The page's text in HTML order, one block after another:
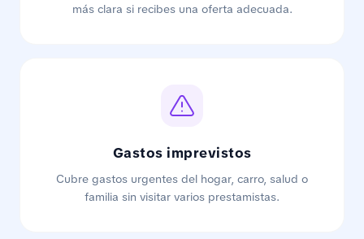
más clara si recibes una oferta adecuada.
Gastos imprevistos
Cubre gastos urgentes del hogar, carro, salud o
familia sin visitar varios prestamistas.